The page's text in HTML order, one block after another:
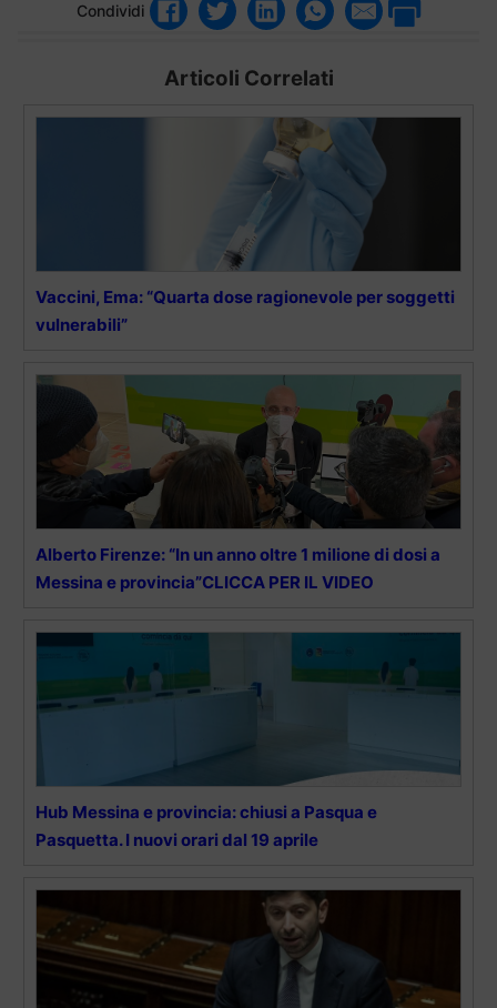
Condividi
Articoli Correlati
Vaccini, Ema: “Quarta dose ragionevole per soggetti
vulnerabili”
Alberto Firenze: “In un anno oltre 1 milione di dosi a
Messina e provincia”CLICCA PER IL VIDEO
Hub Messina e provincia: chiusi a Pasqua e
Pasquetta. I nuovi orari dal 19 aprile